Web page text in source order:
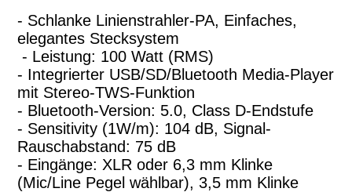
- Schlanke Linienstrahler-PA, Einfaches,
elegantes Stecksystem
- Leistung: 100 Watt (RMS)
- Integrierter USB/SD/Bluetooth Media-Player
mit Stereo-TWS-Funktion
- Bluetooth-Version: 5.0, Class D-Endstufe
- Sensitivity (1W/m): 104 dB, Signal-
Rauschabstand: 75 dB
- Eingänge: XLR oder 6,3 mm Klinke
(Mic/Line Pegel wählbar), 3,5 mm Klinke